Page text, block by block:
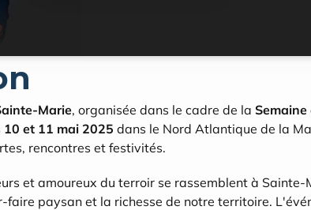
Marie, organisée dans le cadre de la Semaine
10 et 11 mai 2025 dans le Nord Atlantique de la
rencontres et festivités.
et amoureux du terroir se rassemblent à
faire paysan et la richesse de notre territoire.